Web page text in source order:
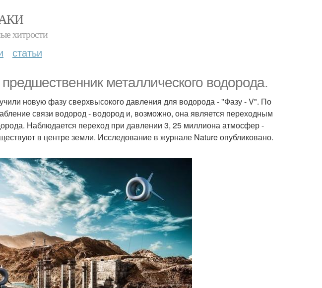
хитрости
статьи
металлического водорода.
новую фазу сверхвысокого давления для водорода - "Фазу - V". По
связи водород - водород и, возможно, она является переходным
Наблюдается переход при давлении 3, 25 миллиона атмосфер -
в центре земли. Исследование в журнале Nature опубликовано.